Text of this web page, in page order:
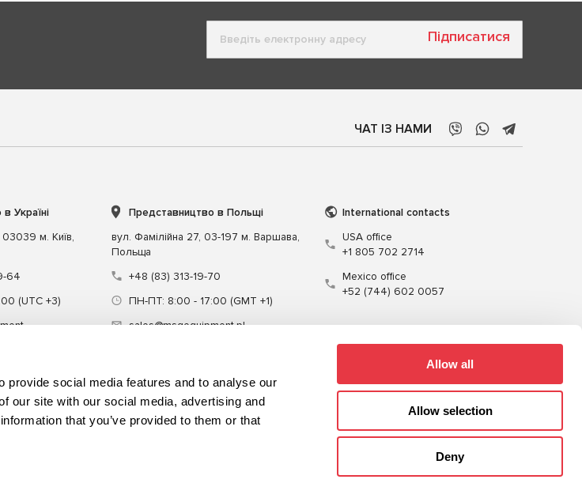
social media features and to analyse our
our site with our social media, advertising and
that you’ve provided to them or that
Allow all
Allow selection
Deny
Підписатися
ЧАТ ІЗ НАМИ
Україні
03039 м. Київ,
64
(UTC +3)
Представництво в Польщі
вул. Фамілійна 27, 03-197 м. Варшава,
Польща
+48 (83) 313-19-70
ПН-ПТ: 8:00 - 17:00 (GMT +1)
sales@msgequipment.pl
International contacts
USA office
+1 805 702 2714
Mexico office
+52 (744) 602 0057
Навчання Кабелі